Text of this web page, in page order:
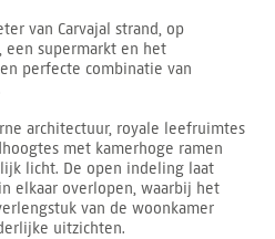
van Carvajal strand, op
een supermarkt en het
perfecte combinatie van
architectuur, royale leefruimtes
met kamerhoge ramen
licht. De open indeling laat
elkaar overlopen, waarbij het
van de woonkamer
uitzichten.